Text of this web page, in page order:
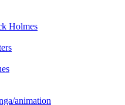
Holmes
animation